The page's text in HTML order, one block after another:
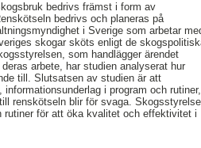
bedrivs främst i form av
bedrivs och planeras på
i Sverige som arbetar
skogar sköts enligt de
som handlägger ärendet
arbete, har studien analyserat hur
till. Slutsatsen av studien är att
i program och rutiner,
renskötseln blir för svaga.
rutiner för att öka kvalitet och effektivitet i